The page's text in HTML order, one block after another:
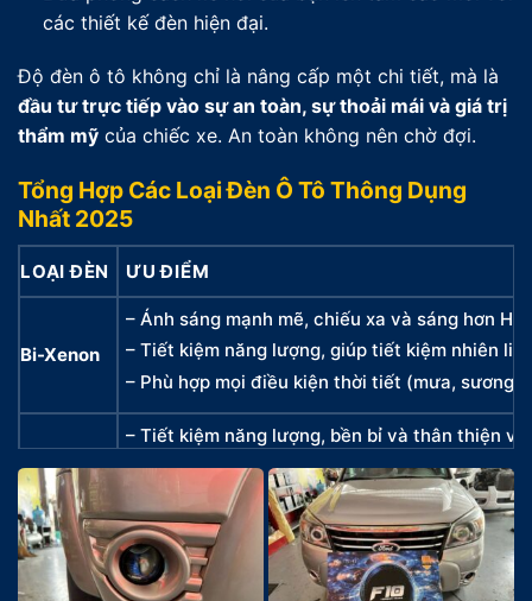
các thiết kế đèn hiện đại.
Độ đèn ô tô không chỉ là nâng cấp một chi tiết, mà là
đầu tư trực tiếp vào sự an toàn, sự thoải mái và giá trị
thẩm mỹ của chiếc xe. An toàn không nên chờ đợi.
Tổng Hợp Các Loại Đèn Ô Tô Thông Dụng
Nhất 2025
LOẠI ĐÈN ƯU ĐIỂM
Bi-Xenon
– Ánh sáng mạnh mẽ, chiếu xa và sáng hơn
– Tiết kiệm năng lượng, giúp tiết kiệm nhiên
– Phù hợp mọi điều kiện thời tiết (mưa, sương
LED
– Tiết kiệm năng lượng, bền bỉ và thân thiện
– Tuổi thọ dài, giảm chi phí bảo trì.
– Ánh sáng rõ nét, ổn định và hiệu quả.
Laser
– Ánh sáng siêu sáng, chiếu xa mạnh mẽ.
– Tiết kiệm năng lượng, hiệu suất chiếu sáng